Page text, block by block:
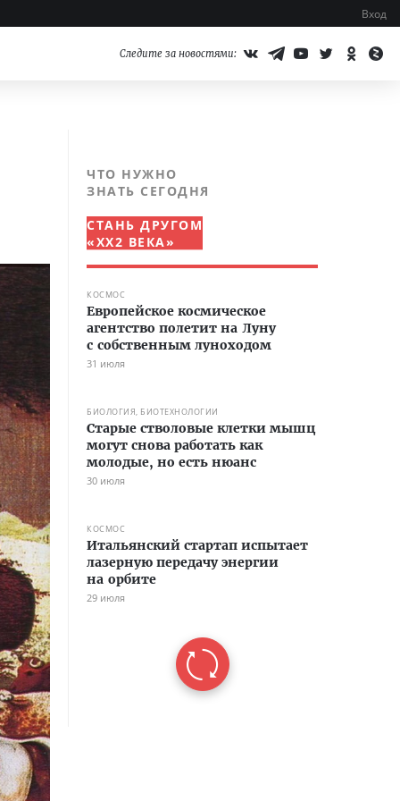
Вход
Следите за новостями:
ЧТО НУЖНО
ЗНАТЬ СЕГОДНЯ
СТАНЬ ДРУГОМ
«XX2 ВЕКА»
КОСМОС
Европейское космическое
агентство полетит на Луну
с собственным луноходом
31 июля
БИОЛОГИЯ, БИОТЕХНОЛОГИИ
Старые стволовые клетки мышц
могут снова работать как
молодые, но есть нюанс
30 июля
КОСМОС
Итальянский стартап испытает
лазерную передачу энергии
на орбите
29 июля